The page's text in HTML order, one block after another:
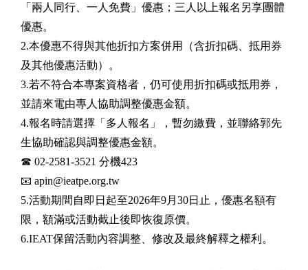
「兩人同行、一人免費」優惠；三人以上報名另享團體
優惠。
2.本優惠不得與其他折扣方案併用（含折扣碼、抵用券
及其他優惠活動）。
3.若不符合本專案資格者，仍可使用折扣碼或抵用券，
並請來電由專人協助調整優惠金額。
4.報名時請選擇「多人報名」，暫勿繳費，並聯絡郭先
生協助確認與調整優惠金額。
☎ 02-2581-3521 分機423
📧 apin@ieatpe.org.tw
5.活動期間自即日起至2026年9月30日止，優惠名額有
限，額滿或活動截止後即恢復原價。
6.IEAT保留活動內容調整、修改及最終解釋之權利。